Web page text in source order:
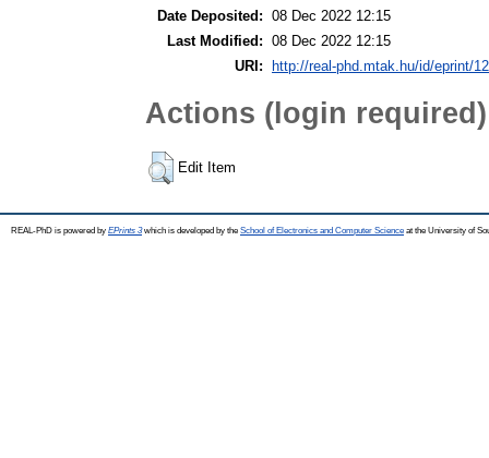
Date Deposited: 08 Dec 2022 12:15
Last Modified: 08 Dec 2022 12:15
URI:
http://real-phd.mtak.hu/id/eprint/
Actions (login required)
Edit Item
REAL-PhD is powered by EPrints 3which is developed by the School of Electronics and Computer Science at the University of